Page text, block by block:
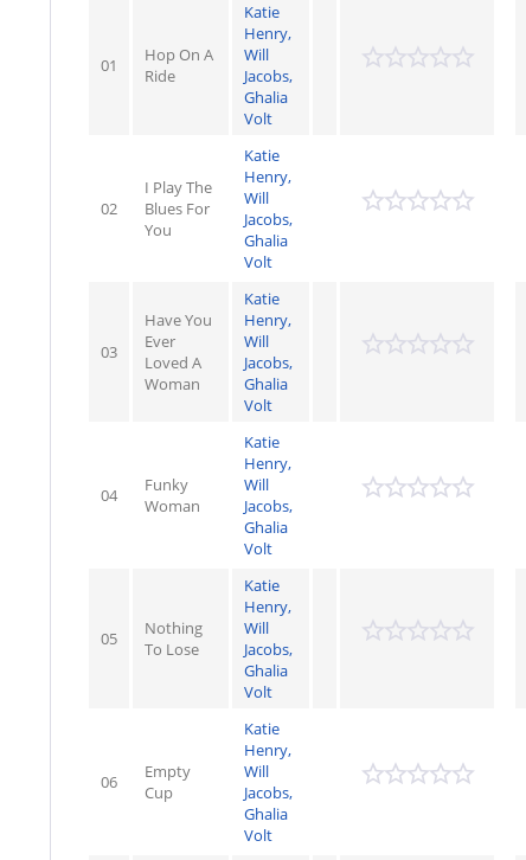
01
Hop On A
Ride
Katie
Henry,
Will
Jacobs,
Ghalia
Volt
02
I Play The
Blues For
You
Katie
Henry,
Will
Jacobs,
Ghalia
Volt
03
Have You
Ever
Loved A
Woman
Katie
Henry,
Will
Jacobs,
Ghalia
Volt
04
Funky
Woman
Katie
Henry,
Will
Jacobs,
Ghalia
Volt
05
Nothing
To Lose
Katie
Henry,
Will
Jacobs,
Ghalia
Volt
06
Empty
Cup
Katie
Henry,
Will
Jacobs,
Ghalia
Volt